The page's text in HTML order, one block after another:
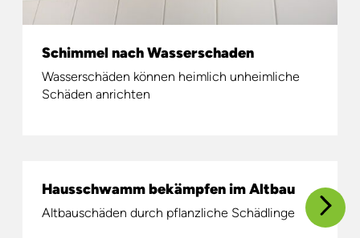
Schimmel nach Wasserschaden
Wasserschäden können heimlich unheimliche
Schäden anrichten
Hausschwamm bekämpfen im Altbau
Altbauschäden durch pflanzliche Schädlinge